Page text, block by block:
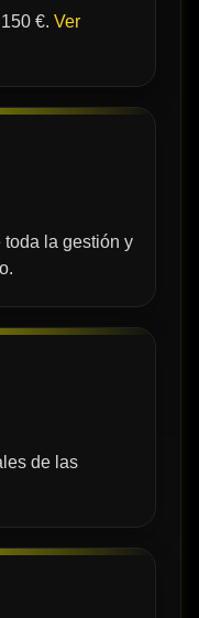
€. Ver
toda la gestión y
de las